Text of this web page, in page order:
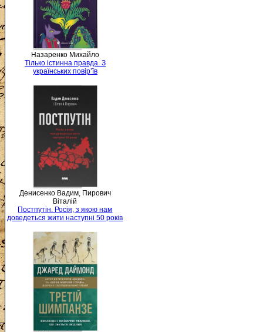
Назаренко Михайло
Тілько істинна правда. З
українських повір’їв
Денисенко Вадим, Пирович
Віталій
Постпутін. Росія, з якою нам
доведеться жити наступні 50 років